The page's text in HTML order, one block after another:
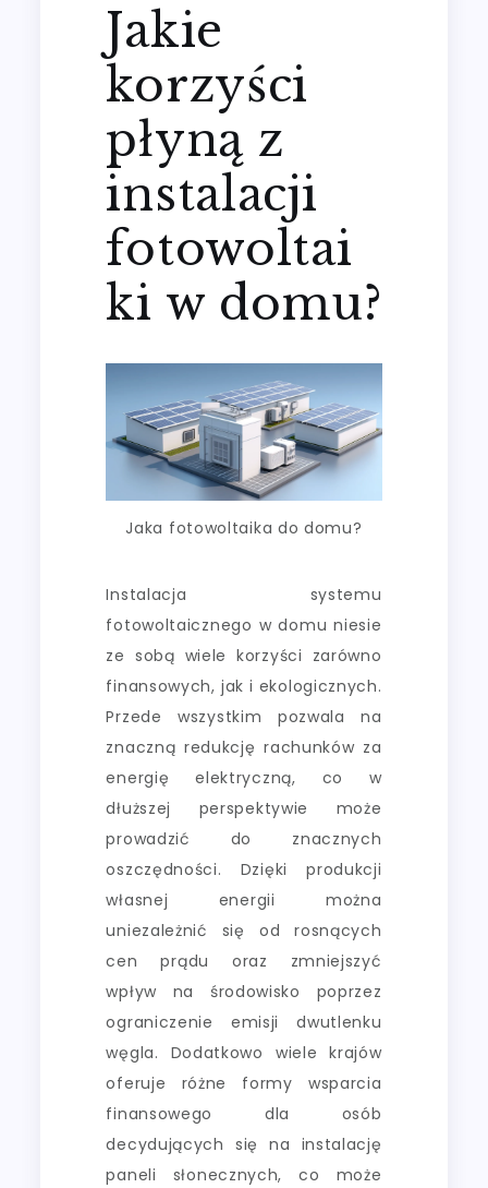
Jakie
korzyści
płyną z
instalacji
fotowoltai
ki w domu?
Jaka fotowoltaika do domu?
Instalacja systemu
fotowoltaicznego w domu niesie
ze sobą wiele korzyści zarówno
finansowych, jak i ekologicznych.
Przede wszystkim pozwala na
znaczną redukcję rachunków za
energię elektryczną, co w
dłuższej perspektywie może
prowadzić do znacznych
oszczędności. Dzięki produkcji
własnej energii można
uniezależnić się od rosnących
cen prądu oraz zmniejszyć
wpływ na środowisko poprzez
ograniczenie emisji dwutlenku
węgla. Dodatkowo wiele krajów
oferuje różne formy wsparcia
finansowego dla osób
decydujących się na instalację
paneli słonecznych, co może